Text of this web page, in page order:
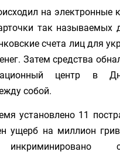
на электронные
так называемых
счета лиц для
Затем средства
центр в
собой.
установлено 11
ущерб на миллион